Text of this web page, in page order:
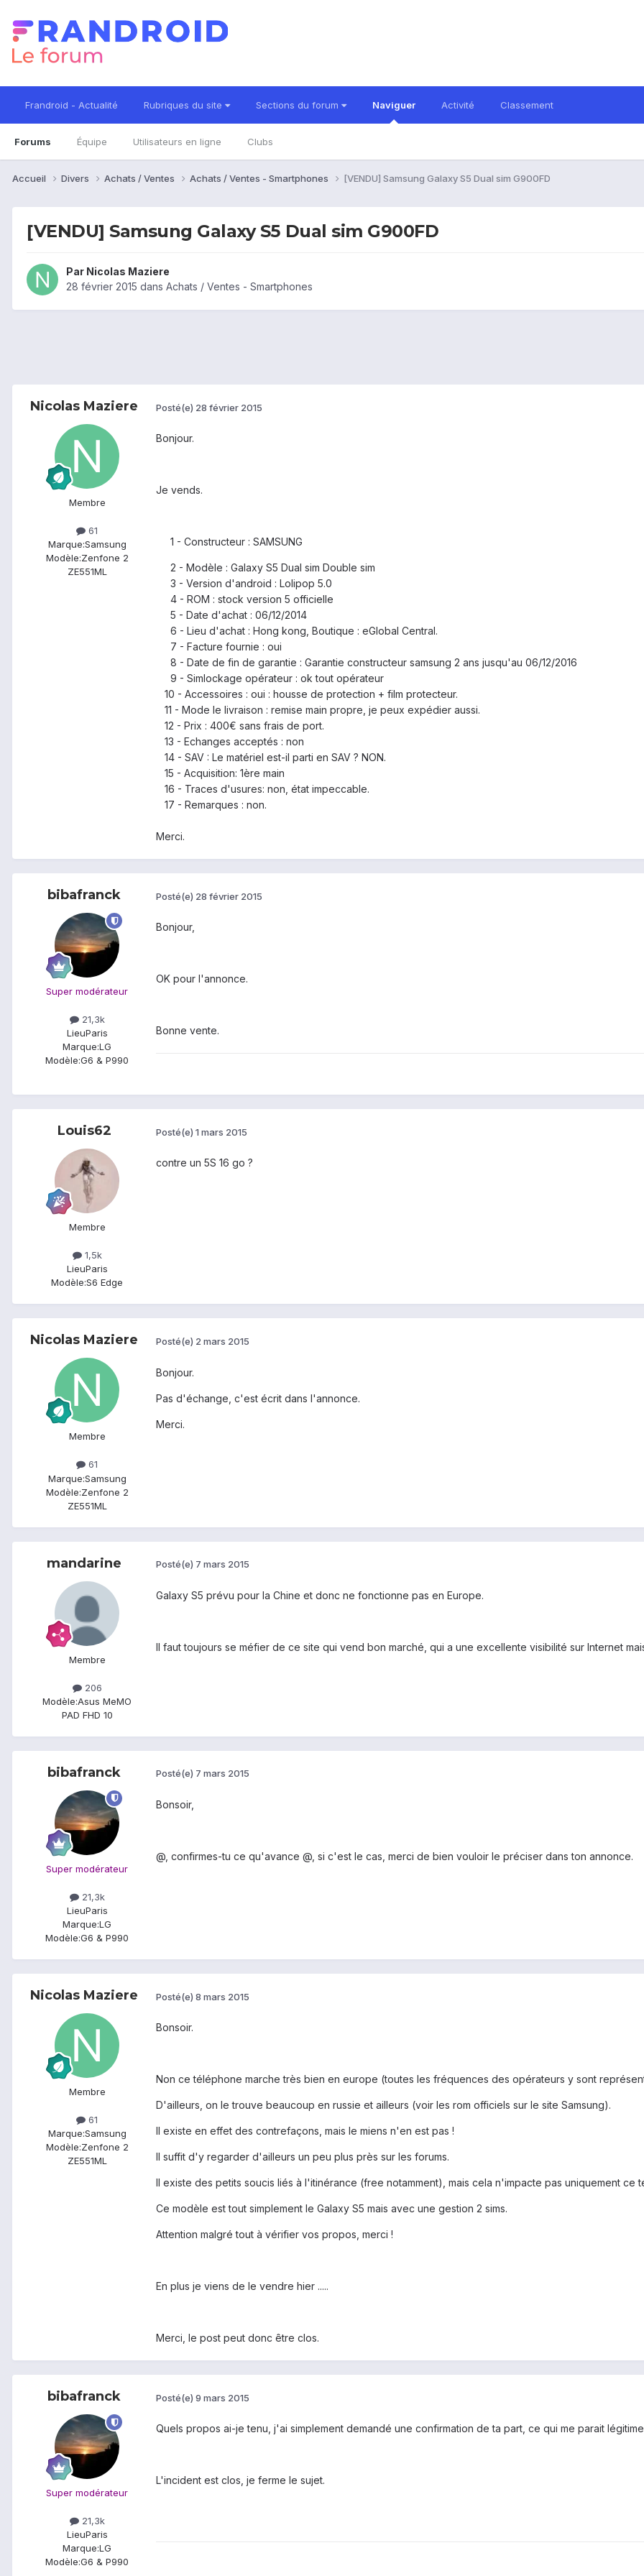
Frandroid - Actualité Rubriques du site Sections du forum Naviguer
Forums Équipe Utilisateurs en ligne Clubs
Activité Classement
Accueil Divers Achats / Ventes Achats / Ventes - Smartphones [VENDU] Samsung Galaxy S5 Dual sim G900FD
[VENDU] Samsung Galaxy S5 Dual sim G900FD
Par Nicolas Maziere
28 février 2015 dans Achats / Ventes - Smartphones
Nicolas Maziere
Membre
61
Marque:Samsung
Modèle:Zenfone 2
ZE551ML
Posté(e) 28 février 2015
Bonjour.
Je vends.
1 - Constructeur : SAMSUNG
2 - Modèle : Galaxy S5 Dual sim Double sim
3 - Version d'android : Lolipop 5.0
4 - ROM : stock version 5 officielle
5 - Date d'achat : 06/12/2014
6 - Lieu d'achat : Hong kong, Boutique : eGlobal Central.
7 - Facture fournie : oui
8 - Date de fin de garantie : Garantie constructeur samsung 2 ans jusqu'au 06/12/2016
9 - Simlockage opérateur : ok tout opérateur
10 - Accessoires : oui : housse de protection + film protecteur.
11 - Mode le livraison : remise main propre, je peux expédier aussi.
12 - Prix : 400€ sans frais de port.
13 - Echanges acceptés : non
14 - SAV : Le matériel est-il parti en SAV ? NON.
15 - Acquisition: 1ère main
16 - Traces d'usures: non, état impeccable.
17 - Remarques : non.
Merci.
bibafranck
Super modérateur
21,3k
LieuParis
Marque:LG
Modèle:G6 & P990
Posté(e) 28 février 2015
Bonjour,
OK pour l'annonce.
Bonne vente.
Louis62
Membre
1,5k
LieuParis
Modèle:S6 Edge
Posté(e) 1 mars 2015
contre un 5S 16 go ?
Nicolas Maziere
Membre
61
Marque:Samsung
Modèle:Zenfone 2
ZE551ML
Posté(e) 2 mars 2015
Bonjour.
Pas d'échange, c'est écrit dans l'annonce.
Merci.
mandarine
Membre
206
Modèle:Asus MeMO
PAD FHD 10
Posté(e) 7 mars 2015
Galaxy S5 prévu pour la Chine et donc ne fonctionne pas en Europe.
Il faut toujours se méfier de ce site qui vend bon marché, qui a une excellente visibilité sur Internet
bibafranck
Super modérateur
21,3k
LieuParis
Marque:LG
Modèle:G6 & P990
Posté(e) 7 mars 2015
Bonsoir,
@ , confirmes-tu ce qu'avance @ , si c'est le cas, merci de bien vouloir le préciser dans ton annonce.
Nicolas Maziere
Membre
61
Marque:Samsung
Modèle:Zenfone 2
ZE551ML
Posté(e) 8 mars 2015
Bonsoir.
Non ce téléphone marche très bien en europe (toutes les fréquences des opérateurs y sont
D'ailleurs, on le trouve beaucoup en russie et ailleurs (voir les rom officiels sur le site Samsung).
Il existe en effet des contrefaçons, mais le miens n'en est pas !
Il suffit d'y regarder d'ailleurs un peu plus près sur les forums.
Il existe des petits soucis liés à l'itinérance (free notamment), mais cela n'impacte pas uniquement ce
Ce modèle est tout simplement le Galaxy S5 mais avec une gestion 2 sims.
Attention malgré tout à vérifier vos propos, merci !
En plus je viens de le vendre hier .....
Merci, le post peut donc être clos.
bibafranck
Super modérateur
21,3k
LieuParis
Marque:LG
Modèle:G6 & P990
Posté(e) 9 mars 2015
Quels propos ai-je tenu, j'ai simplement demandé une confirmation de ta part, ce qui me parait
L'incident est clos, je ferme le sujet.